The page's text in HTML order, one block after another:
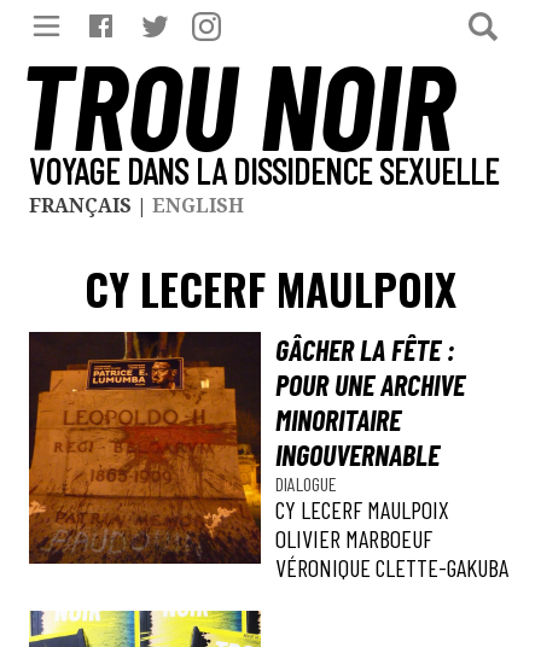
TROU NOIR
VOYAGE DANS LA DISSIDENCE SEXUELLE
FRANÇAIS | ENGLISH
CY LECERF MAULPOIX
GÂCHER LA FÊTE :
POUR UNE ARCHIVE
MINORITAIRE
INGOUVERNABLE
DIALOGUE
CY LECERF MAULPOIX
OLIVIER MARBOEUF
VÉRONIQUE CLETTE-GAKUBA